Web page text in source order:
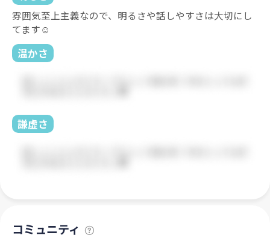
雰囲気至上主義なので、明るさや話しやすさは大切にし
てます☺️
温かさ
謙虚さ
コミュニティ